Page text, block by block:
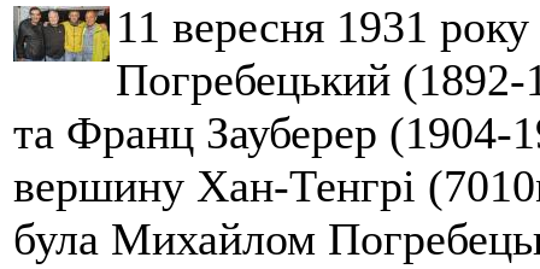
11 вересня 1931
Погребецький
та Франц Зауберер (1904-
вершину Хан-Тенгрі
була Михайлом